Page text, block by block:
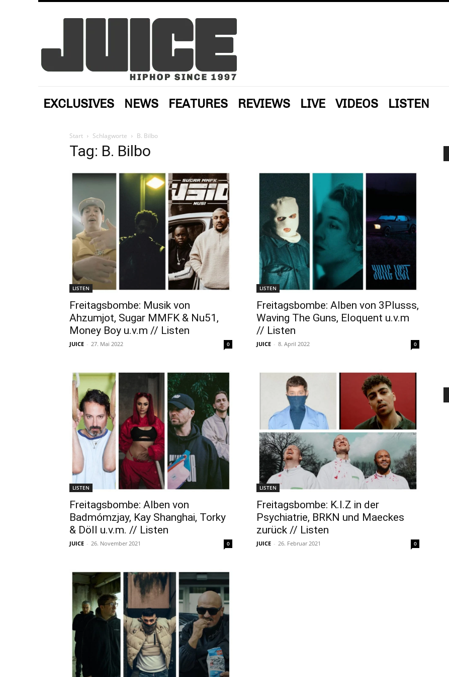
EXCLUSIVES NEWS FEATURES REVIEWS LIVE VIDEOS LISTEN
Start Schlagworte B. Bilbo
Tag: B. Bilbo
LISTEN
Freitagsbombe: Musik von
Ahzumjot, Sugar MMFK & Nu51,
Money Boy u.v.m // Listen
JUICE - 27. Mai 2022 0
LISTEN
Freitagsbombe: Alben von 3Plusss,
Waving The Guns, Eloquent u.v.m
// Listen
JUICE - 8. April 2022 0
LISTEN
Freitagsbombe: Alben von
Badmómzjay, Kay Shanghai, Torky
& Döll u.v.m. // Listen
JUICE - 26. November 2021 0
LISTEN
Freitagsbombe: K.I.Z in der
Psychiatrie, BRKN und Maeckes
zurück // Listen
JUICE - 26. Februar 2021 0